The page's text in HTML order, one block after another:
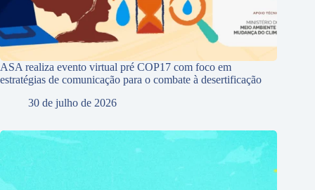
ASA realiza evento virtual pré COP17 com foco em
estratégias de comunicação para o combate à desertificação
30 de julho de 2026